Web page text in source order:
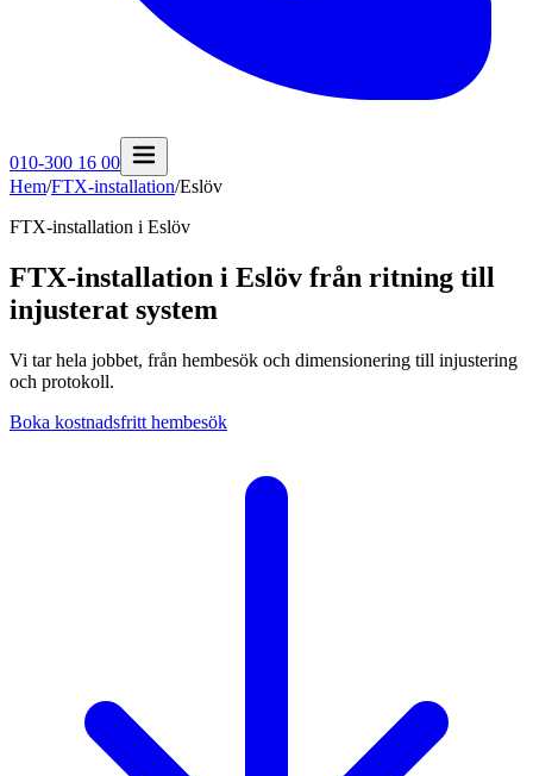
010-300 16 00
Hem/FTX-installation/Eslöv
FTX-installation i Eslöv
FTX-installation i Eslöv från ritning till
injusterat system
Vi tar hela jobbet, från hembesök och dimensionering till injustering
och protokoll.
Boka kostnadsfritt hembesök